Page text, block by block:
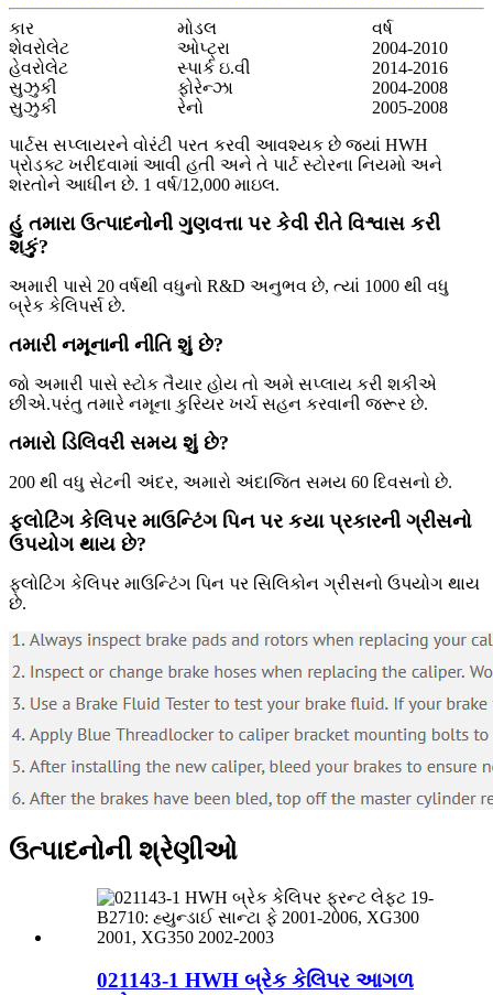
કાર મોડલ
વર્ષ
શેવરોલેટ
ઓપ્ટ્રા
2004-2010
હેવરોલેટ
સ્પાર્ક ઇ.વી
2014-2016
સુઝુકી
ફોરેન્ઝા
2004-2008
સુઝુકી
રેનો
2005-2008
પાર્ટસ સપ્લાયરને વોરંટી પરત કરવી આવશ્યક છે જ્યાં HWH
પ્રોડક્ટ ખરીદવામાં આવી હતી અને તે પાર્ટ સ્ટોરના નિયમો અને
શરતોને આધીન છે. 1 વર્ષ/12,000 માઇલ.
હું તમારા ઉત્પાદનોની ગુણવત્તા પર કેવી રીતે વિશ્વાસ કરી
શકું?
અમારી પાસે 20 વર્ષથી વધુનો R&D અનુભવ છે, ત્યાં 1000 થી વધુ
બ્રેક કેલિપર્સ છે.
તમારી નમૂનાની નીતિ શું છે?
જો અમારી પાસે સ્ટોક તૈયાર હોય તો અમે સપ્લાય કરી શકીએ
છીએ.પરંતુ તમારે નમૂના કુરિયર ખર્ચ સહન કરવાની જરૂર છે.
તમારો ડિલિવરી સમય શું છે?
200 થી વધુ સેટની અંદર, અમારો અંદાજિત સમય 60 દિવસનો છે.
ફ્લોટિંગ કેલિપર માઉન્ટિંગ પિન પર કયા પ્રકારની ગ્રીસનો
ઉપયોગ થાય છે?
ફ્લોટિંગ કેલિપર માઉન્ટિંગ પિન પર સિલિકોન ગ્રીસનો ઉપયોગ થાય
છે.
ઉત્પાદનોની શ્રેણીઓ
021143-1 HWH બ્રેક કેલિપર આગળ